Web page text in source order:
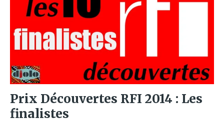
Prix Découvertes RFI 2014 : Les
finalistes